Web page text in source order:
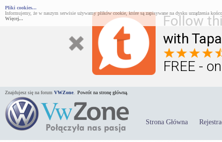
Follow
with
FREE -
Pliki cookies...
Informujemy, że w naszym serwisie używamy plików cookie, które są zapisywane na dysku urządzenia
Więcej...
Znajdujesz się na forum VWZone Powrót na stronę główną.
Strona Główna